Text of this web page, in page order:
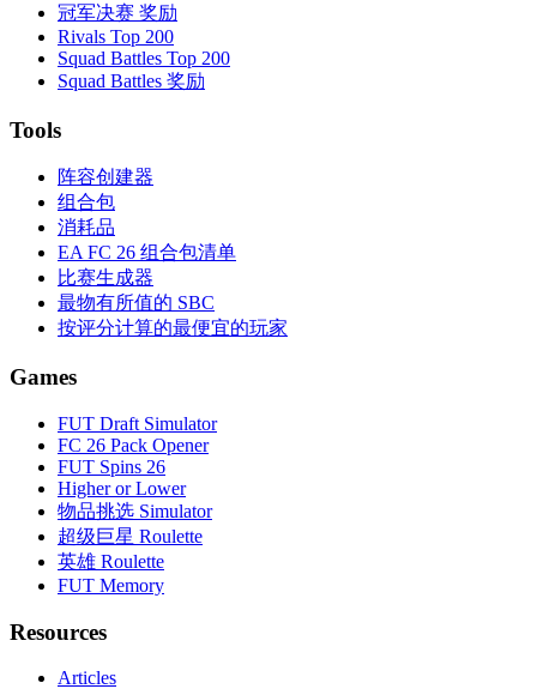
冠军决赛 奖励
Rivals Top 200
Squad Battles Top 200
Squad Battles 奖励
Tools
阵容创建器
组合包
消耗品
EA FC 26 组合包清单
比赛生成器
最物有所值的 SBC
按评分计算的最便宜的玩家
Games
FUT Draft Simulator
FC 26 Pack Opener
FUT Spins 26
Higher or Lower
物品挑选 Simulator
超级巨星 Roulette
英雄 Roulette
FUT Memory
Resources
Articles